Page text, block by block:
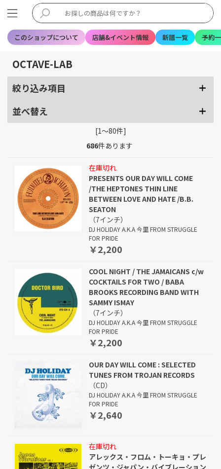
このショップについて 店舗&イベント情報 新譜一覧 予約
OCTAVE-LAB
絞り込み項目
並べ替え
[1～80件]
686件あります
在庫切れ
PRESENTS OUR DAY WILL COME
/THE HEPTONES THIN LINE
BETWEEN LOVE AND HATE /B.B.
SEATON
（7インチ）
DJ HOLIDAY A.K.A 今里 FROM STRUGGLE
FOR PRIDE
￥2,200
COOL NIGHT / THE JAMAICANS c/w
COCKTAILS FOR TWO / BABA
BROOKS RECORDING BAND WITH
SAMMY ISMAY
（7インチ）
DJ HOLIDAY A.K.A 今里 FROM STRUGGLE
FOR PRIDE
￥2,200
OUR DAY WILL COME : SELECTED
TUNES FROM TROJAN RECORDS
（CD）
DJ HOLIDAY A.K.A 今里 FROM STRUGGLE
FOR PRIDE
￥2,640
在庫切れ
アレックス・フロム・トーキョ・プレ
ゼンツ・ジャパン・バイブレーション